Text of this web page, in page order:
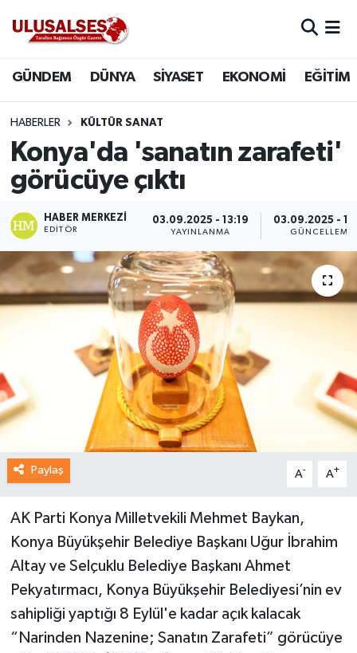
GÜNDEM DÜNYA SİYASET EKONOMİ EĞİTİM
HABERLER KÜLTÜR SANAT
Konya'da 'sanatın zarafeti'
görücüye çıktı
HABER MERKEZI
EDITÖR
03.09.2025 - 13:19
YAYINLANMA
03.09.2025 -
GÜNCELLEME
Paylaş A- A+
AK Parti Konya Milletvekili Mehmet Baykan,
Konya Büyükşehir Belediye Başkanı Uğur İbrahim
Altay ve Selçuklu Belediye Başkanı Ahmet
Pekyatırmacı, Konya Büyükşehir Belediyesi’nin ev
sahipliği yaptığı 8 Eylül'e kadar açık kalacak
“Narinden Nazenine; Sanatın Zarafeti” görücüye
DÜNYA
SİYASET
EKONOMİ
EĞİTİM
SAĞLIK
MAGAZİN
SPOR
Trafik Durumu
Süper Lig Puan Durumu ve Fikstür
Tüm Manşetler
Son Dakika Haberleri
Haber Arşivi